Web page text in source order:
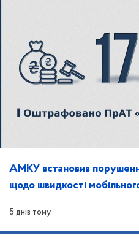
АМКУ встановив
щодо швидкості
5 днів тому